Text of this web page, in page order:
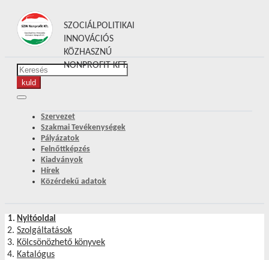
SZOCIÁLPOLITIKAI
INNOVÁCIÓS
KÖZHASZNÚ
NONPROFIT KFT.
Szervezet
Szakmai Tevékenységek
Pályázatok
Felnőttképzés
Kiadványok
Hírek
Közérdekű adatok
Nyitóoldal
Szolgáltatások
Kölcsönözhető könyvek
Katalógus